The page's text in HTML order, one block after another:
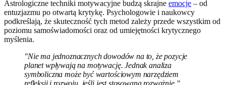
Astrologiczne techniki motywacyjne budzą skrajne emocje – od
entuzjazmu po otwartą krytykę. Psychologowie i naukowcy
podkreślają, że skuteczność tych metod zależy przede wszystkim od
poziomu samoświadomości oraz od umiejętności krytycznego
myślenia.
"Nie ma jednoznacznych dowodów na to, że pozycje
planet wpływają na motywację. Jednak analiza
symboliczna może być wartościowym narzędziem
refleksji i rozwoju, jeśli jest stosowana rozważnie."